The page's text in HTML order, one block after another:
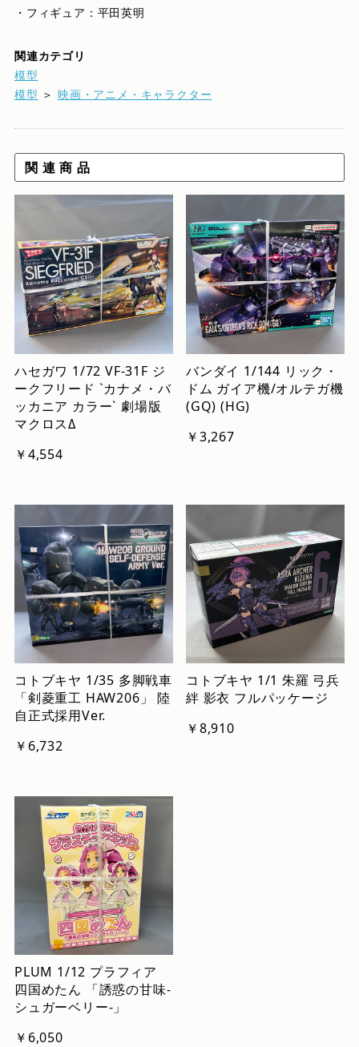
・フィギュア：平田英明
関連カテゴリ
模型
模型 ＞ 映画・アニメ・キャラクター
関 連 商 品
ハセガワ 1/72 VF-31F ジ
ークフリード `カナメ・バ
ッカニア カラー` 劇場版
マクロスΔ
￥4,554
バンダイ 1/144 リック・
ドム ガイア機/オルテガ機
(GQ) (HG)
￥3,267
コトブキヤ 1/35 多脚戦車
「剣菱重工 HAW206」 陸
自正式採用Ver.
￥6,732
コトブキヤ 1/1 朱羅 弓兵
絆 影衣 フルパッケージ
￥8,910
PLUM 1/12 プラフィア
四国めたん 「誘惑の甘味-
シュガーベリー-」
￥6,050